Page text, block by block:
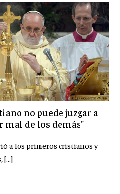
no puede juzgar a
mal de los demás"
a los primeros cristianos y
[…]